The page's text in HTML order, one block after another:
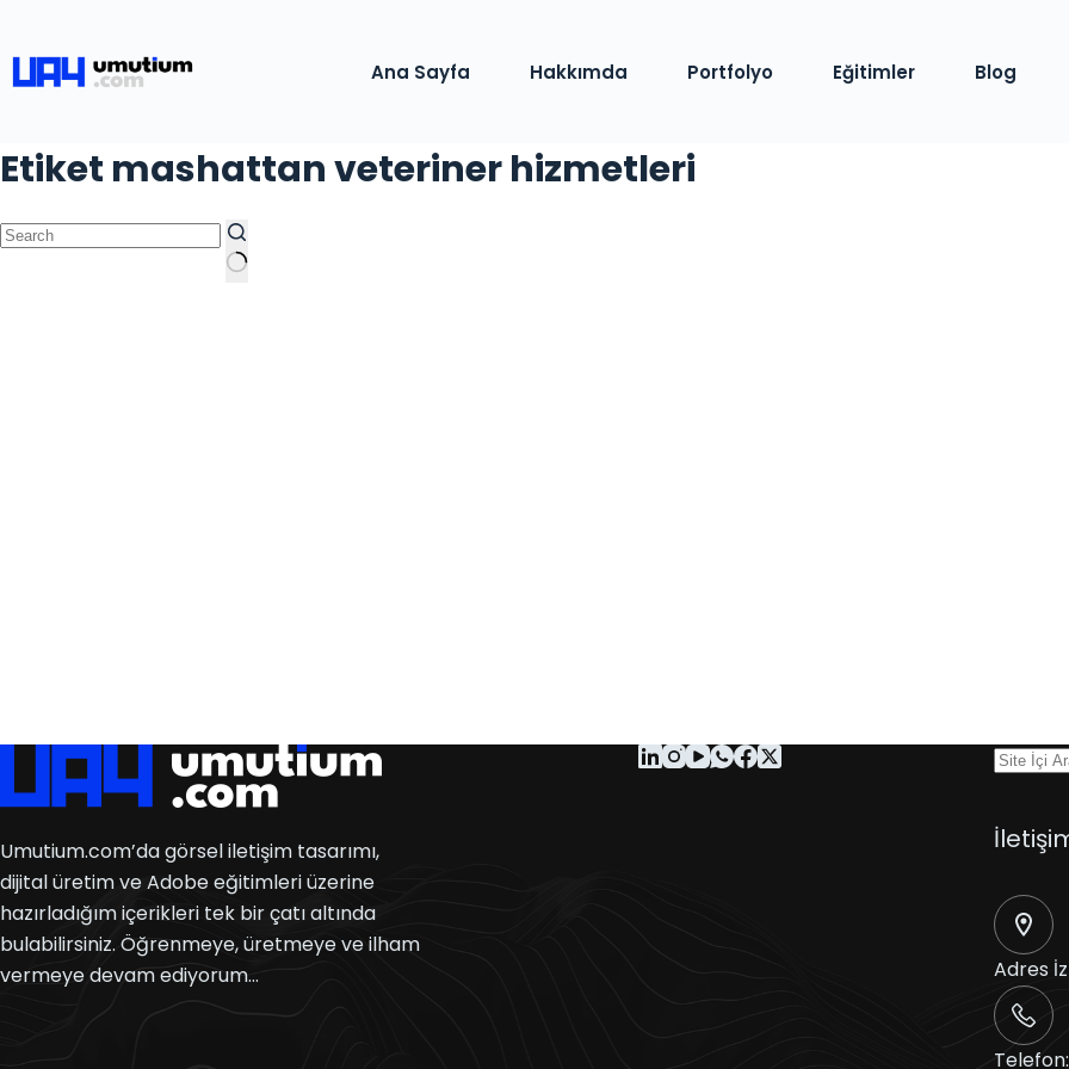
Ana Sayfa Hakkımda Portfolyo Eğitimler Blog
Etiket mashattan veteriner hizmetleri
Umutium.com’da görsel iletişim tasarımı,
dijital üretim ve Adobe eğitimleri üzerine
hazırladığım içerikleri tek bir çatı altında
bulabilirsiniz. Öğrenmeye, üretmeye ve ilham
vermeye devam ediyorum…
Adres